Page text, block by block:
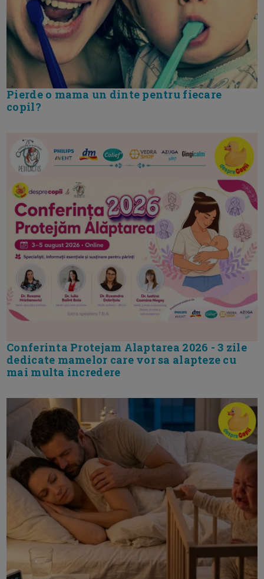
Pierde o mama un dinte pentru fiecare
copil?
Conferinta Protejam Alaptarea 2026 - 3 zile
dedicate mamelor care vor sa alapteze cu
mai multa incredere